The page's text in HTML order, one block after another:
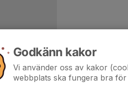
Godkänn kakor
Vi använder oss av kakor
webbplats ska fungera bra för